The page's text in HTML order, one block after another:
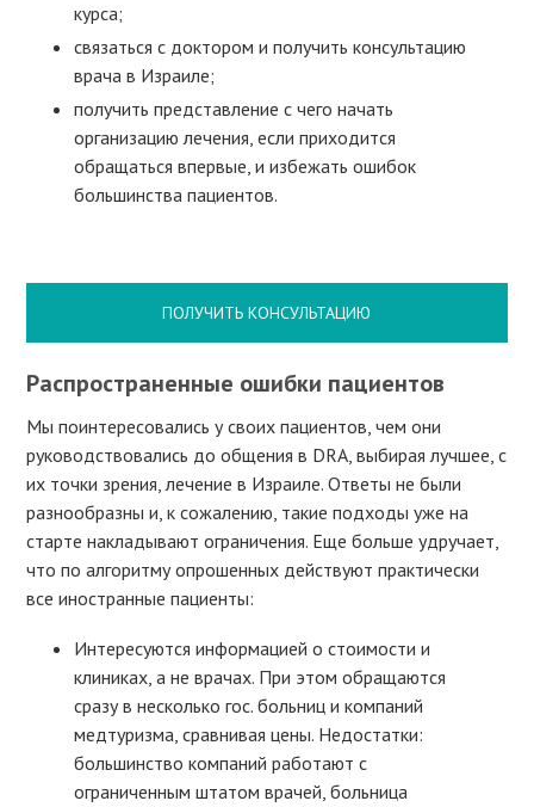
курса;
связаться с доктором и получить консультацию
врача в Израиле;
получить представление с чего начать
организацию лечения, если приходится
обращаться впервые, и избежать ошибок
большинства пациентов.
ПОЛУЧИТЬ КОНСУЛЬТАЦИЮ
Распространенные ошибки пациентов
Мы поинтересовались у своих пациентов, чем они
руководствовались до общения в DRA, выбирая лучшее, с
их точки зрения, лечение в Израиле. Ответы не были
разнообразны и, к сожалению, такие подходы уже на
старте накладывают ограничения. Еще больше удручает,
что по алгоритму опрошенных действуют практически
все иностранные пациенты:
Интересуются информацией о стоимости и
клиниках, а не врачах. При этом обращаются
сразу в несколько гос. больниц и компаний
медтуризма, сравнивая цены. Недостатки:
большинство компаний работают с
ограниченным штатом врачей, больница